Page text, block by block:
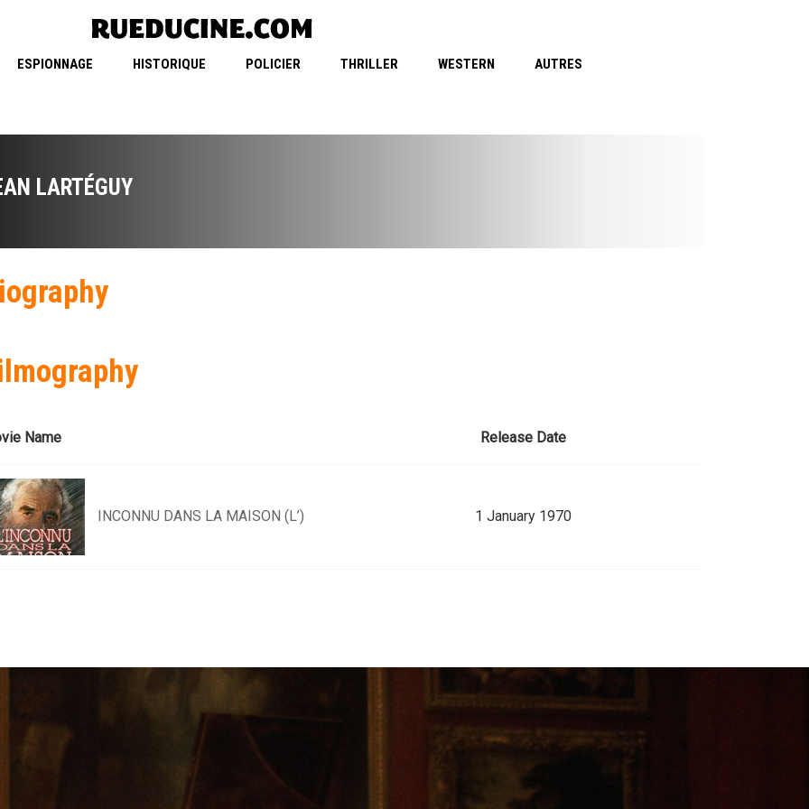
ESPIONNAGE HISTORIQUE POLICIER THRILLER WESTERN AUTRES
LARTÉGUY
Name Release Date
INCONNU DANS LA MAISON (L’) 1 January 1970